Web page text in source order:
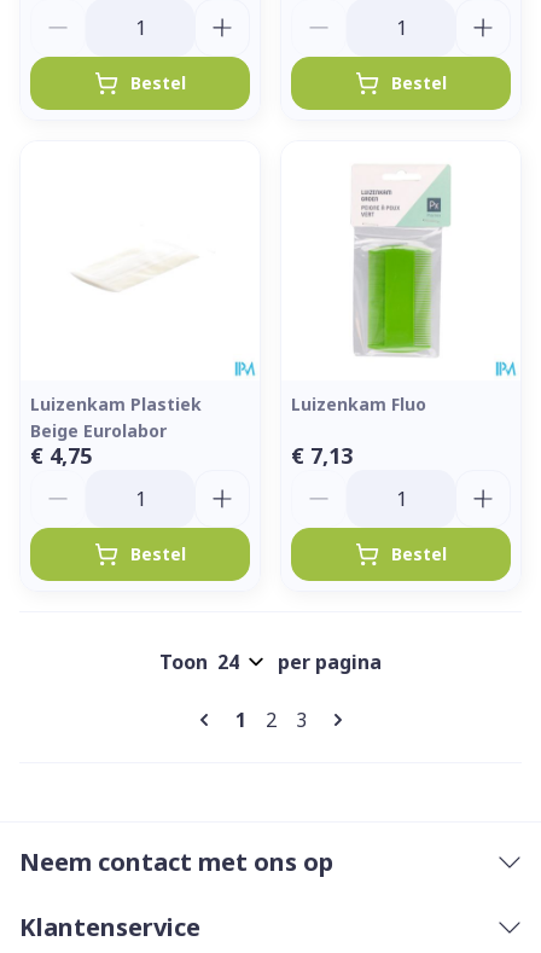
Bestel Bestel
Luizenkam Plastiek
Beige Eurolabor
€ 4,75
Bestel
Luizenkam Fluo
€ 7,13
Bestel
Pagina's
U lees momenteel pagina
1 Pagina
2 Pagina
3
Toon per pagina
Neem contact met ons op
Klantenservice